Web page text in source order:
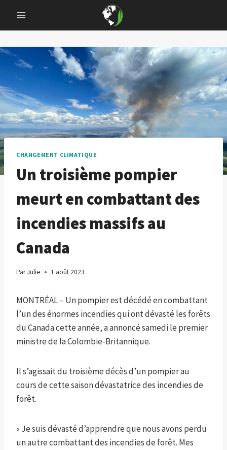
content
CHANGEMENT CLIMATIQUE
Un troisième pompier
meurt en combattant des
incendies massifs au
Canada
ParJulie 1 août 2023
MONTRÉAL – Un pompier est décédé en combattant
l’un des énormes incendies qui ont dévasté les forêts
du Canada cette année, a annoncé samedi le premier
ministre de la Colombie-Britannique.
Il s’agissait du troisième décès d’un pompier au
cours de cette saison dévastatrice des incendies de
forêt.
« Je suis dévasté d’apprendre que nous avons perdu
un autre combattant des incendies de forêt. Mes